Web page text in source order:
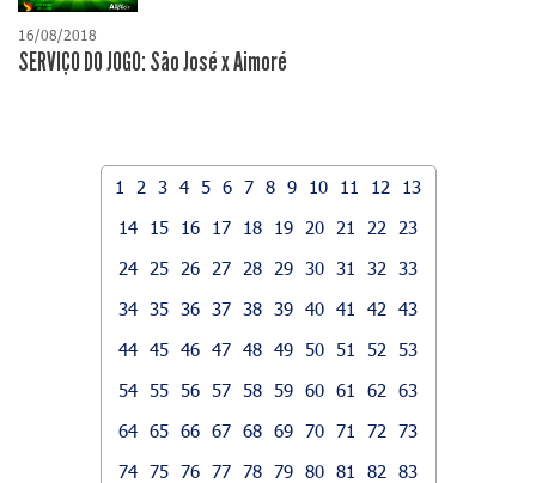
16/08/2018
SERVIÇO DO JOGO: São José x Aimoré
1 2 3 4 5 6 7 8 9 10 11 12
13
14
15 16 17 18 19 20 21 22
23
24
25 26 27 28 29 30 31 32
33
34 35 36 37 38 39 40 41 42
43
44 45 46 47 48 49 50 51 52
53
54 55 56 57 58 59 60 61 62
63
64 65 66 67 68 69 70 71 72
73
74 75 76 77 78 79 80 81 82
83